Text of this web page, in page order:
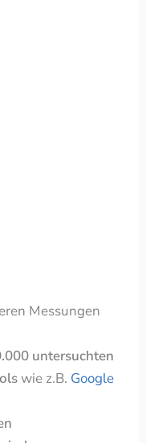
Messungen
untersuchten
wie z.B. Google